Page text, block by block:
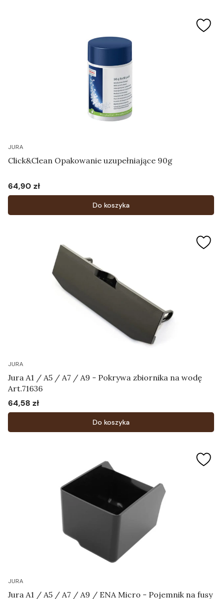
JURA
Click&Clean Opakowanie uzupełniające 90g
Cena
64,90 zł
Do koszyka
JURA
Jura A1 / A5 / A7 / A9 - Pokrywa zbiornika na wodę
Art.71636
Cena
64,58 zł
Do koszyka
JURA
Jura A1 / A5 / A7 / A9 / ENA Micro - Pojemnik na fusy